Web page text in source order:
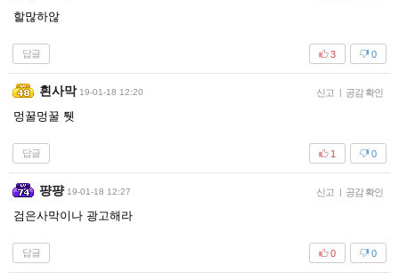
할많하않
답글 0
3
흰사막 19-01-18 12:20 신고 | 공감 확인
멍꿀멍꿀 퉷
답글 0
1
퍙퍙 19-01-18 12:27 신고 | 공감 확인
검은사막이나 광고해라
답글 0
0